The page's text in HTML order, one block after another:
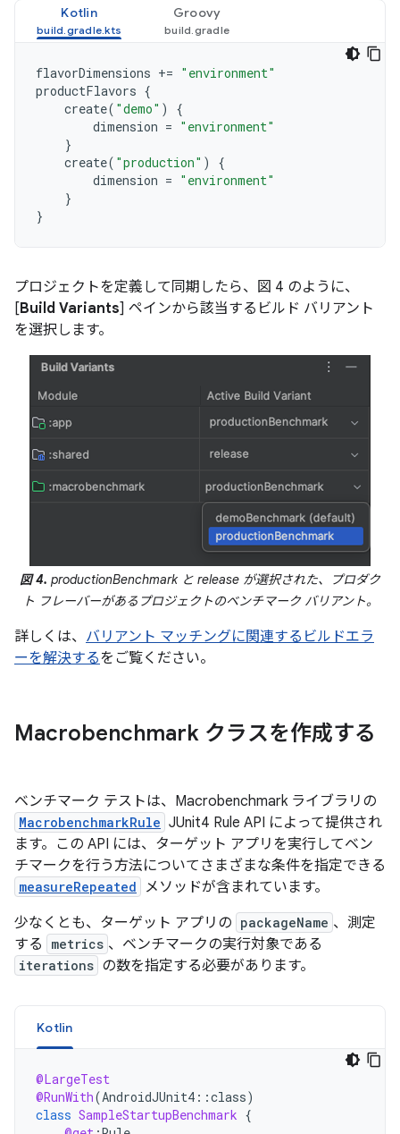
Kotlin Groovy
flavorDimensions += "environment"
productFlavors {
create( "demo" )
{
dimension = "environment"
}
create( "production" )
{
dimension = "environment"
}
}
プロジェクトを定義して同期したら、図 4 のように、
[Build Variants] ペインから該当するビルド バリアント
を選択します。
図 4. productionBenchmark と release が選択された、プロダク
ト フレーバーがあるプロジェクトのベンチマーク バリアント。
詳しくは、 バリアント マッチングに関連するビルドエラ
ーを解決するをご覧ください。
Macrobenchmark クラスを作成する
ベンチマーク テストは、Macrobenchmark ライブラリの
MacrobenchmarkRule JUnit4 Rule API によって提供され
ます。この API には、ターゲット アプリを実行してベン
チマークを行う方法についてさまざまな条件を指定できる
measureRepeated
メソッドが含まれています。
少なくとも、ターゲット アプリの packageName 、測定
する
metrics 、ベンチマークの実行対象である
iterations の数を指定する必要があります。
Kotlin
@LargeTest
@RunWith(AndroidJUnit4 ::class)
class SampleStartupBenchmark {